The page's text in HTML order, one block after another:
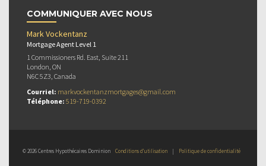
COMMUNIQUER AVEC NOUS
Mark Vockentanz
Mortgage Agent Level 1
1 Commissioners Rd. East, Suite 211
London, ON
N6C 5Z3, Canada
Courriel: markvockentanzmortgages@gmail.com
Téléphone: 519-719-0392
© 2026 Centres Hypothécaires Dominion Conditions d’utilisation | Politique de confidentialité